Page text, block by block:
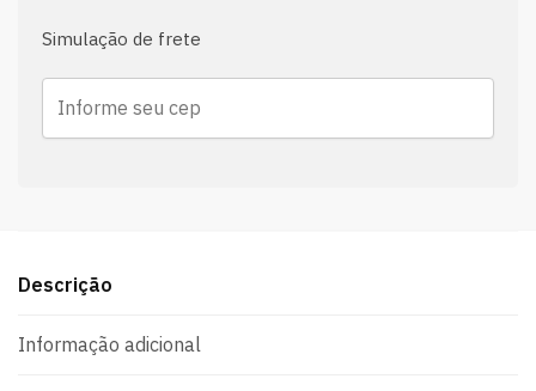
Simulação de frete
Descrição
Informação adicional